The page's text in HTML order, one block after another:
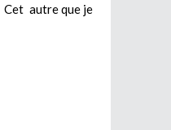
Cet autre que je